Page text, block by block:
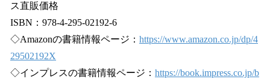
ス直販価格
ISBN：978-4-295-02192-6
◇Amazonの書籍情報ページ： https://www.amazon.co.jp/dp/4
29502192X
◇インプレスの書籍情報ページ： https://book.impress.co.jp/b